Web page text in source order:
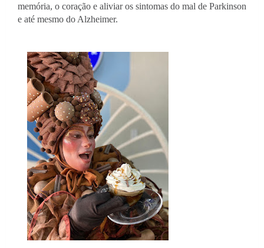
memória, o coração e aliviar os sintomas do mal de Parkinson
e até mesmo do Alzheimer.